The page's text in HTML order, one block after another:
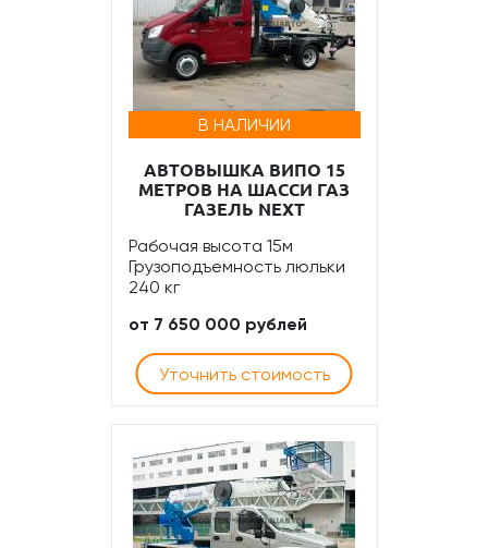
В НАЛИЧИИ
АВТОВЫШКА ВИПО 15
МЕТРОВ НА ШАССИ ГАЗ
ГАЗЕЛЬ NEXT
Рабочая высота 15м
Грузоподъемность люльки
240 кг
от 7 650 000 рублей
Уточнить стоимость